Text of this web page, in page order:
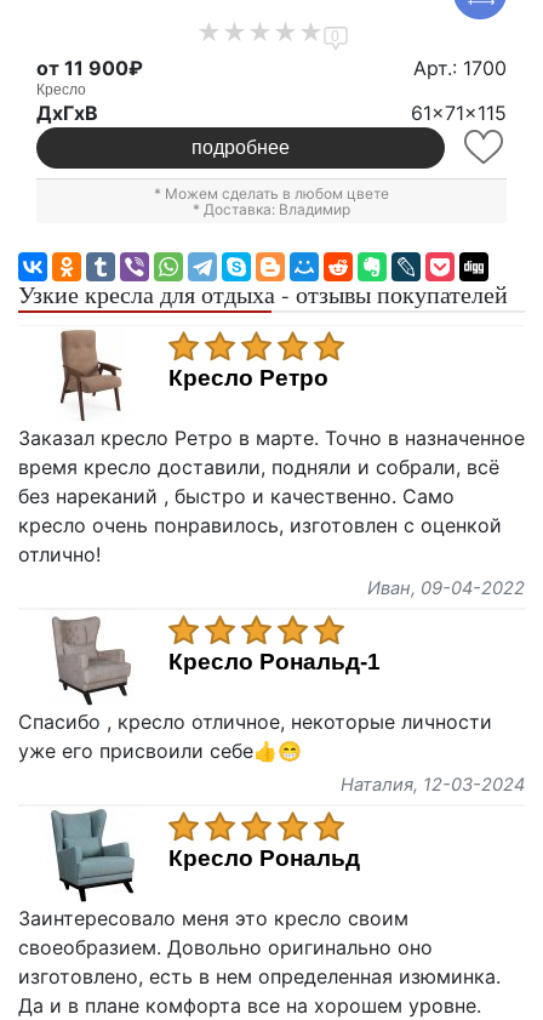
0
от 11 900₽ Арт.: 1700
Кресло
ДxГxВ 61x71x115
подробнее
* Можем сделать в любом цвете
* Доставка: Владимир
Узкие кресла для отдыха - отзывы покупателей
Кресло Ретро
Заказал кресло Ретро в марте. Точно в назначенное
время кресло доставили, подняли и собрали, всё
без нареканий , быстро и качественно. Само
кресло очень понравилось, изготовлен с оценкой
отлично!
Иван, 09-04-2022
Кресло Рональд-1
Спасибо , кресло отличное, некоторые личности
уже его присвоили себе👍😁
Наталия, 12-03-2024
Кресло Рональд
Заинтересовало меня это кресло своим
своеобразием. Довольно оригинально оно
изготовлено, есть в нем определенная изюминка.
Да и в плане комфорта все на хорошем уровне.